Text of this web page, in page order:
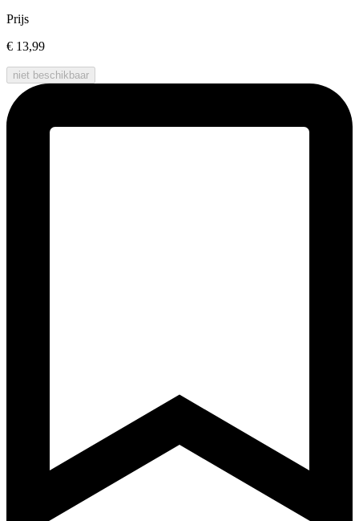
Prijs
€ 13,99
niet beschikbaar